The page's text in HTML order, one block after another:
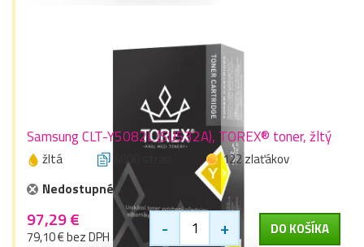
Samsung CLT-Y5082L (SU532A), TOREX® toner, žltý
žltá 4000 stran
122 zlaťákov
Nedostupné
97,29 €
79,10 € bez DPH - + DO KOŠÍKA